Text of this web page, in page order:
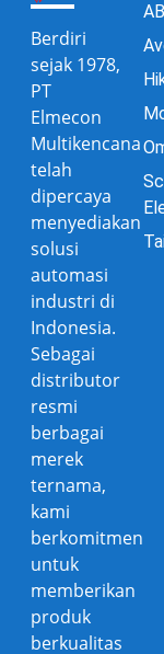
Berdiri
sejak 1978,
PT
Elmecon
Multikencana
telah
dipercaya
menyediakan
solusi
automasi
industri di
Indonesia.
Sebagai
distributor
resmi
berbagai
merek
ternama,
kami
berkomitmen
untuk
memberikan
produk
berkualitas